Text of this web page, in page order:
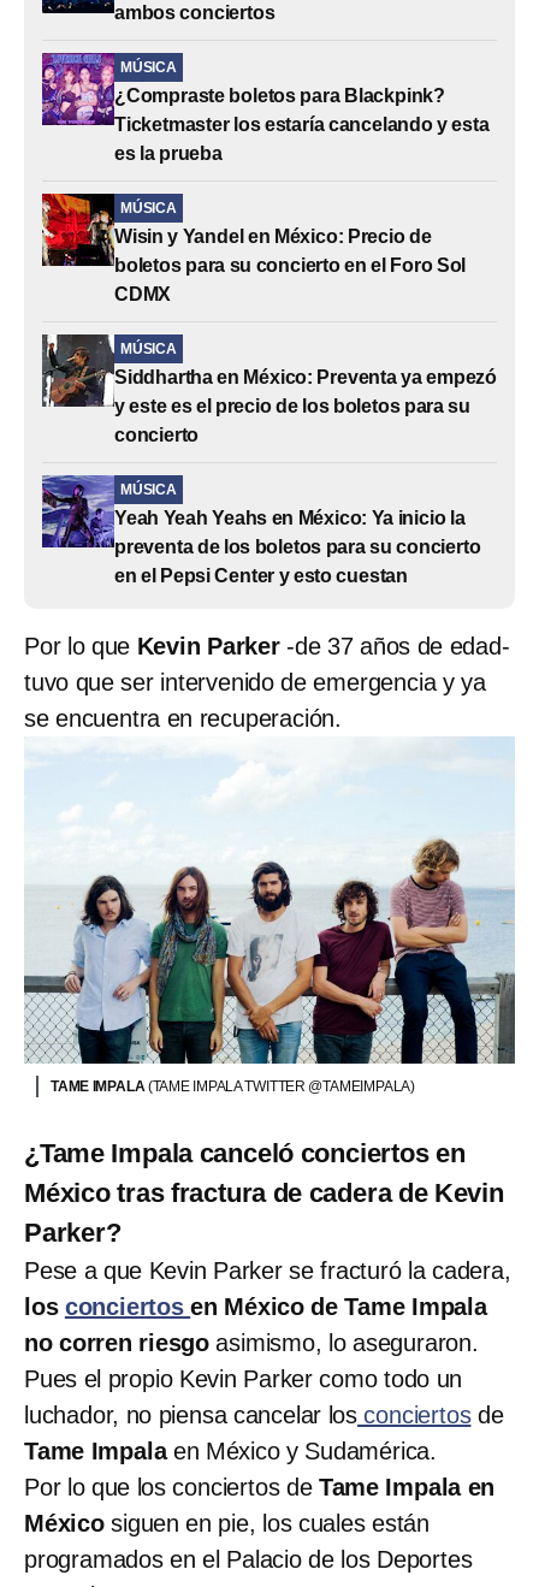
ambos conciertos
MÚSICA
¿Compraste boletos para Blackpink?
Ticketmaster los estaría cancelando y esta
es la prueba
MÚSICA
Wisin y Yandel en México: Precio de
boletos para su concierto en el Foro Sol
CDMX
MÚSICA
Siddhartha en México: Preventa ya empezó
y este es el precio de los boletos para su
concierto
MÚSICA
Yeah Yeah Yeahs en México: Ya inicio la
preventa de los boletos para su concierto
en el Pepsi Center y esto cuestan
Por lo que Kevin Parker-de 37 años de edad-
tuvo que ser intervenido de emergencia y ya
se encuentra en recuperación.
TAME IMPALA (TAME IMPALA TWITTER @TAMEIMPALA)
¿Tame Impala canceló conciertos en
México tras fractura de cadera de Kevin
Parker?
Pese a que Kevin Parker se fracturó la cadera,
los conciertosen México de Tame Impala
no corren riesgoasimismo, lo aseguraron.
Pues el propio Kevin Parker como todo un
luchador, no piensa cancelar los conciertosde
Tame Impalaen México y Sudamérica.
Por lo que los conciertos deTame Impala en
Méxicosiguen en pie, los cuales están
programados en el Palacio de los Deportes